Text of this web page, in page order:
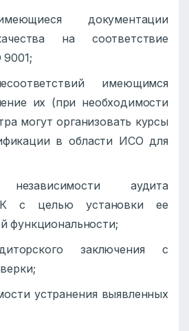
документации
на соответствие
имеющимся
их (при необходимости
могут организовать курсы
в области ИСО для
независимости аудита
с целью установки ее
функциональности;
заключения с
устранения выявленных